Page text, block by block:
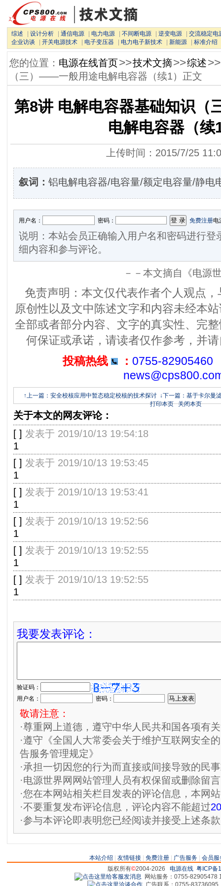
综述 设计分析 通信电源 电力电源 不间断电源 逆变电源
交流稳定电
企业访谈
开关电源技术 电子变压器 电力电子新技术 新能源 标准介绍
您的位置： 电源在线首页>>技术文摘>>综述>>
（三）——一般用途电解电容器（续1）正文
第8讲 电解电容器基础知识
电解电容器（续
上传时间：2015/7/25
叙词： 铝电解电容器/电容量/额定电容量/静电
用户名： 密码： 免费注册电
说明：本站会员正确输入用户名和密码进行登
细内容和参与评论。
－－本文摘自《电源
免责声明：本文仅代表作者个人观点
原创性以及文中陈述文字和内容未经本
全部或者部分内容、文字的真实性、完
何保证或承诺，请读者仅作参考，并
投稿热线
： 0755-82905460
↑上一篇：安全校核应用中暂态稳定校核的技术探讨 ↓下一篇：基于卡尔曼
打印本页
关闭本页
关于本文的网友评论：
[ ] 发表于 2019/10/13 19:54:18
1
[ ] 发表于 2019/10/13 19:53:45
1
[ ] 发表于 2019/10/13 19:53:41
1
[ ] 发表于 2019/10/13 19:52:56
1
[ ] 发表于 2019/10/13 19:52:55
1
[ ] 发表于 2019/10/13 19:52:55
1
我要发表评论：
验证码：
用户名：
密码：
敬请注意：
·尊重网上道德，遵守中华人民共和国各项有
·遵守《全国人大常委会关于维护互联网安全
告服务管理规定》
·承担一切因您的行为而直接或间接导致的民
·电源世界网网站管理人员有权保留或删除留
·您在本网站相关栏目发表的评论信息，本网
·不要重复发布评论信息，评论内容不能超过
·参与本评论即表明您已经阅读并接受上述条款
本站介绍 友情链接 免费注册 广告服务
会员服
版权所有©2004-2026 电源在线 粤ICP备
网站服务：0755-82905478
广告联系：0755-